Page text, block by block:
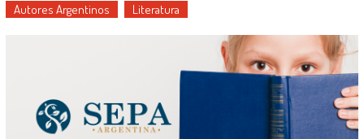
Autores Argentinos Literatura